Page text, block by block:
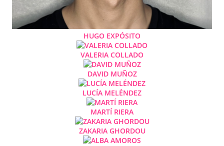
HUGO EXPÓSITO
VALERIA COLLADO
DAVID MUÑOZ
LUCÍA MELÉNDEZ
MARTÍ RIERA
ZAKARIA GHORDOU